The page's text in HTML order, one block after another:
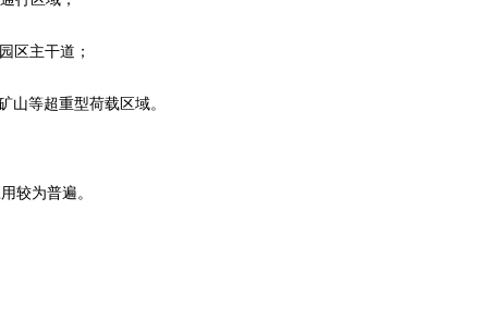
区主干道；
山等超重型荷载区域。
较为普遍。